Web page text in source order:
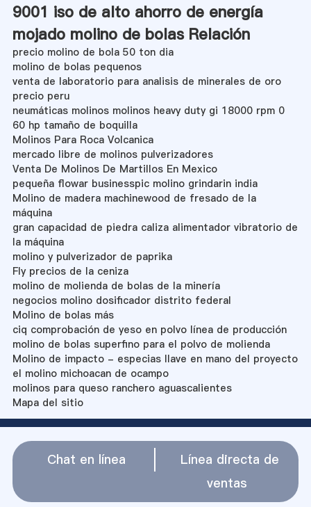
9001 iso de alto ahorro de energía
mojado molino de bolas Relación
precio molino de bola 50 ton dia
molino de bolas pequenos
venta de laboratorio para analisis de minerales de oro
precio peru
neumáticas molinos molinos heavy duty gi 18000 rpm 0
60 hp tamaño de boquilla
Molinos Para Roca Volcanica
mercado libre de molinos pulverizadores
Venta De Molinos De Martillos En Mexico
pequeña flowar businesspic molino grindarin india
Molino de madera machinewood de fresado de la
máquina
gran capacidad de piedra caliza alimentador vibratorio de
la máquina
molino y pulverizador de paprika
Fly precios de la ceniza
molino de molienda de bolas de la minería
negocios molino dosificador distrito federal
Molino de bolas más
ciq comprobación de yeso en polvo línea de producción
molino de bolas superfino para el polvo de molienda
Molino de impacto - especias llave en mano del proyecto
el molino michoacan de ocampo
molinos para queso ranchero aguascalientes
Mapa del sitio
Chat en línea
Línea directa de
ventas